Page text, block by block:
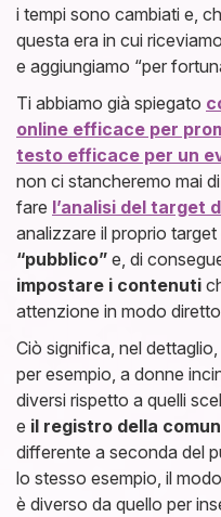
i tempi sono cambiati e,
questa era in cui
e aggiungiamo “per
Ti abbiamo già spiegato
online efficace per
testo efficace per un
non ci stancheremo mai
fare l’analisi del target
analizzare il proprio
“pubblico” e, di
impostare i contenuti
attenzione in modo
Ciò significa, nel dettaglio,
per esempio, a donne
diversi rispetto a quelli
e il registro della
differente a seconda del
lo stesso esempio, il
è diverso da quello per